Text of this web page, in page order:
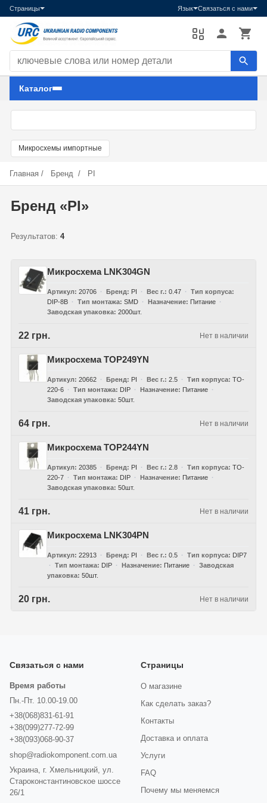
Страницы Язык Связаться с нами
Каталог
Микросхемы импортные
Главная / Бренд / PI
Бренд «PI»
Результатов: 4
Микросхема LNK304GN
Артикул 20706 Бренд PI Вес г. 0.47
Тип корпуса
DIP-8B
Тип монтажа SMD Назначение
Питание
Заводская упаковка 2000шт.
22 грн. Нет в наличии
Микросхема TOP249YN
Артикул 20662 Бренд PI Вес г. 2.5 Тип корпуса TO-
220-6
Тип монтажа DIP Назначение
Питание
Заводская упаковка 50шт.
64 грн. Нет в наличии
Микросхема TOP244YN
Артикул 20385 Бренд PI Вес г. 2.8 Тип корпуса TO-
220-7
Тип монтажа DIP Назначение
Питание
Заводская упаковка 50шт.
41 грн. Нет в наличии
Микросхема LNK304PN
Артикул 22913 Бренд PI Вес г. 0.5 Тип корпуса
DIP7
Тип монтажа
DIP Назначение Питание
Заводская
упаковка 50шт.
20 грн. Нет в наличии
Связаться с нами
Время работы
Пн.-Пт. 10.00-19.00
+38(068)831-61-91
+38(099)277-72-99
+38(093)068-90-37
shop@radiokomponent.com.ua
Украина, г. Хмельницкий, ул.
Староконстантиновское шоссе
26/1
Страницы
О магазине
Как сделать заказ?
Контакты
Доставка и оплата
Услуги
FAQ
Почему мы меняемся